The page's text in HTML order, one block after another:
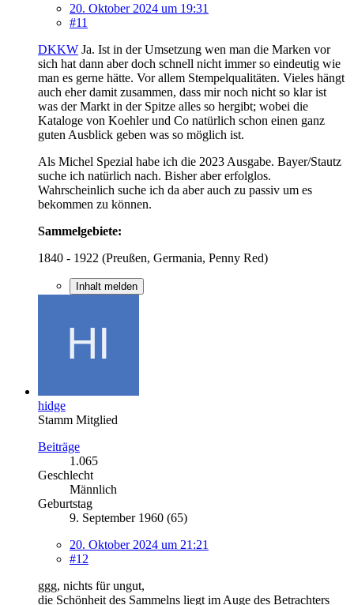
20. Oktober 2024 um 19:31
#11
DKKW Ja. Ist in der Umsetzung wen man die Marken vor
sich hat dann aber doch schnell nicht immer so eindeutig wie
man es gerne hätte. Vor allem Stempelqualitäten. Vieles hängt
auch eher damit zusammen, dass mir noch nicht so klar ist
was der Markt in der Spitze alles so hergibt; wobei die
Kataloge von Koehler und Co natürlich schon einen ganz
guten Ausblick geben was so möglich ist.
Als Michel Spezial habe ich die 2023 Ausgabe. Bayer/Stautz
suche ich natürlich nach. Bisher aber erfolglos.
Wahrscheinlich suche ich da aber auch zu passiv um es
bekommen zu können.
Sammelgebiete:
1840 - 1922 (Preußen, Germania, Penny Red)
Inhalt melden
hidge
Stamm Mitglied
Beiträge
1.065
Geschlecht
Männlich
Geburtstag
9. September 1960 (65)
20. Oktober 2024 um 21:21
#12
ggg, nichts für ungut,
die Schönheit des Sammelns liegt im Auge des Betrachters